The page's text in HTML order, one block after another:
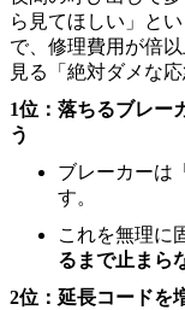
ら見てほしい」と
で、修理費用が倍
見る「絶対ダメな
1位：落ちるブレー
う
ブレーカーは
す。
これを無理に
るまで止まら
2位：延長コードを